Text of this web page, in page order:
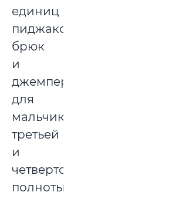
единиц
пиджаков,
брюк
и
джемперов
для
мальчиков
третьей
и
четвертой
полноты.